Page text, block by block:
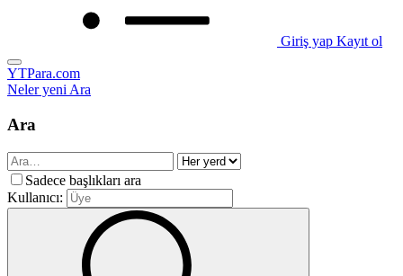
Giriş yap Kayıt ol
YTPara.com
Neler yeniAra
Ara
Sadece başlıkları ara
Kullanıcı: